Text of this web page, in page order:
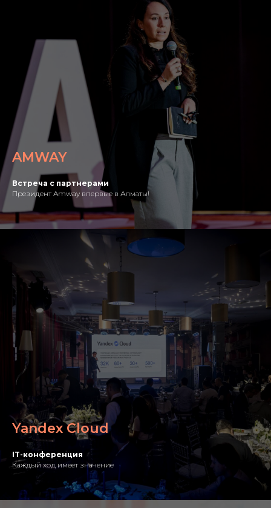
AMWAY
Встреча с партнерами
Президент Amway впервые в Алматы!
Yandex Cloud
IT-конференция
Каждый ход имеет значение